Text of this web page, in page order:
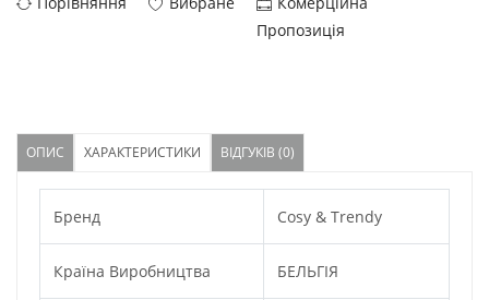
Пропозиція
ОПИС ХАРАКТЕРИСТИКИ ВІДГУКІВ (0)
Бренд Cosy & Trendy
Країна Виробництва БЕЛЬГІЯ